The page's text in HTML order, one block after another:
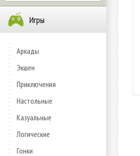
Игры
Аркады
Экшен
Приключения
Настольные
Казуальные
Логические
Гонки